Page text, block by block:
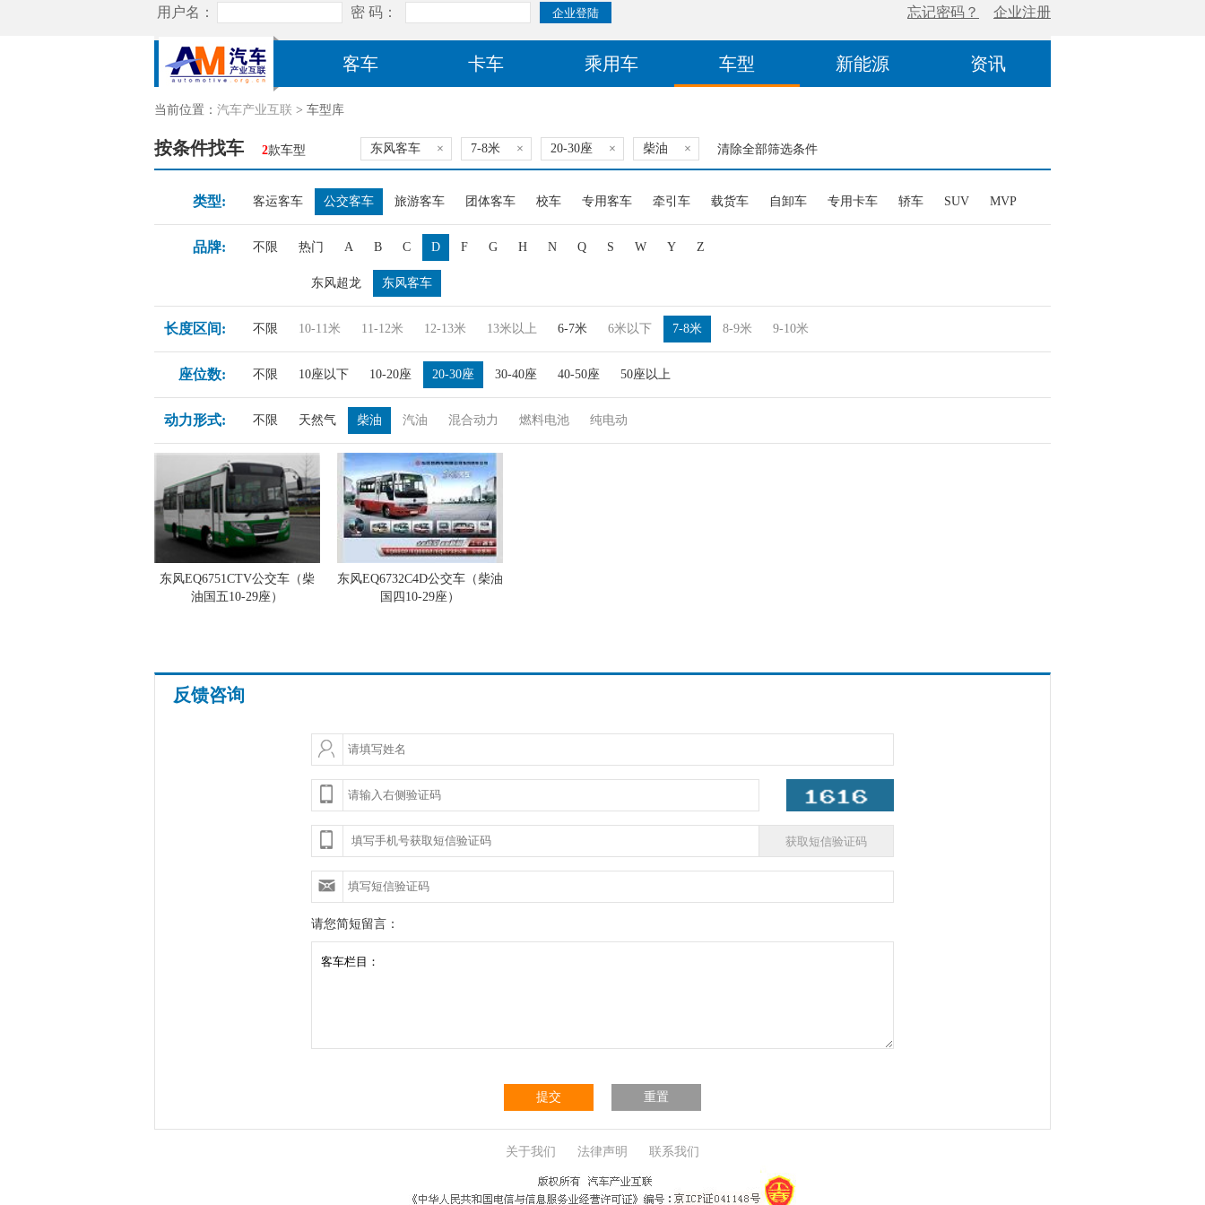
客车 卡车 乘用车 车型 新能源 资讯
当前位置： 汽车产业互联 > 车型库
按条件找车 2款车型 东风客车 × 7-8米 × 20-30座 × 柴油 × 清除全部筛选条件
类型: 客运客车 公交客车 旅游客车 团体客车 校车 专用客车 牵引车 载货车 自卸车 专用卡车 轿车 SUV MVP
品牌: 不限 热门 A B C D F G H N Q S W Y Z
东风超龙 东风客车
长度区间: 不限 10-11米 11-12米 12-13米 13米以上 6-7米 6米以下 7-8米 8-9米 9-10米
座位数: 不限 10座以下 10-20座 20-30座 30-40座 40-50座 50座以上
动力形式: 不限 天然气 柴油 汽油 混合动力 燃料电池 纯电动
东风EQ6751CTV公交车（柴
油国五10-29座）
东风EQ6732C4D公交车（柴油
国四10-29座）
反馈咨询
请您简短留言：
提交 重置
关于我们 法律声明 联系我们